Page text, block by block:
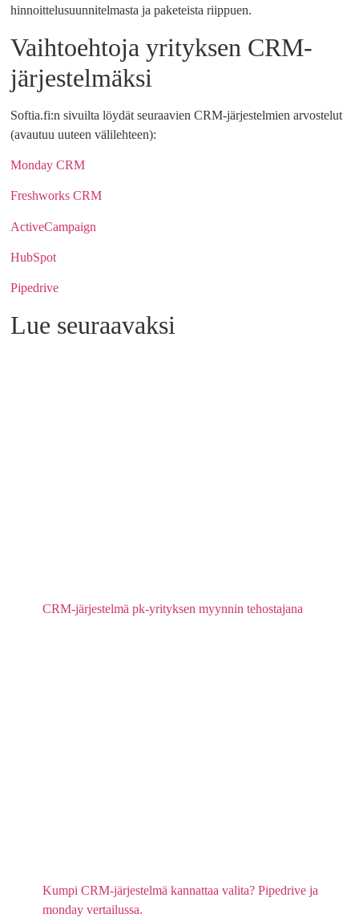
hinnoittelusuunnitelmasta ja paketeista riippuen.
Vaihtoehtoja yrityksen CRM-
järjestelmäksi
Softia.fi:n sivuilta löydät seuraavien CRM-järjestelmien arvostelut
(avautuu uuteen välilehteen):
Monday CRM
Freshworks CRM
ActiveCampaign
HubSpot
Pipedrive
Lue seuraavaksi
CRM-järjestelmä pk-yrityksen myynnin tehostajana
Kumpi CRM-järjestelmä kannattaa valita? Pipedrive ja
monday vertailussa.